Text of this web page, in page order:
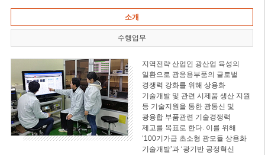
소개
수행업무
지역전략 산업인 광산업 육성의
일환으로 광응용부품의 글로벌
경쟁력 강화를 위해 상용화
기술개발 및 관련 시제품 생산 지원
등 기술지원을 통한 광통신 및
광융합 부품관련 기술경쟁력
제고를 목표로 한다. 이를 위해
‘100기가급 초소형 광모듈 상용화
기술개발’과 ‘광기반 공정혁신